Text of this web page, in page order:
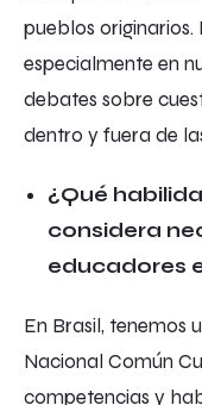
pueblos
especialmente en
debates sobre
dentro y fuera de
¿Qué
considera
educadores
En Brasil, tenemos
Nacional Común
competencias y